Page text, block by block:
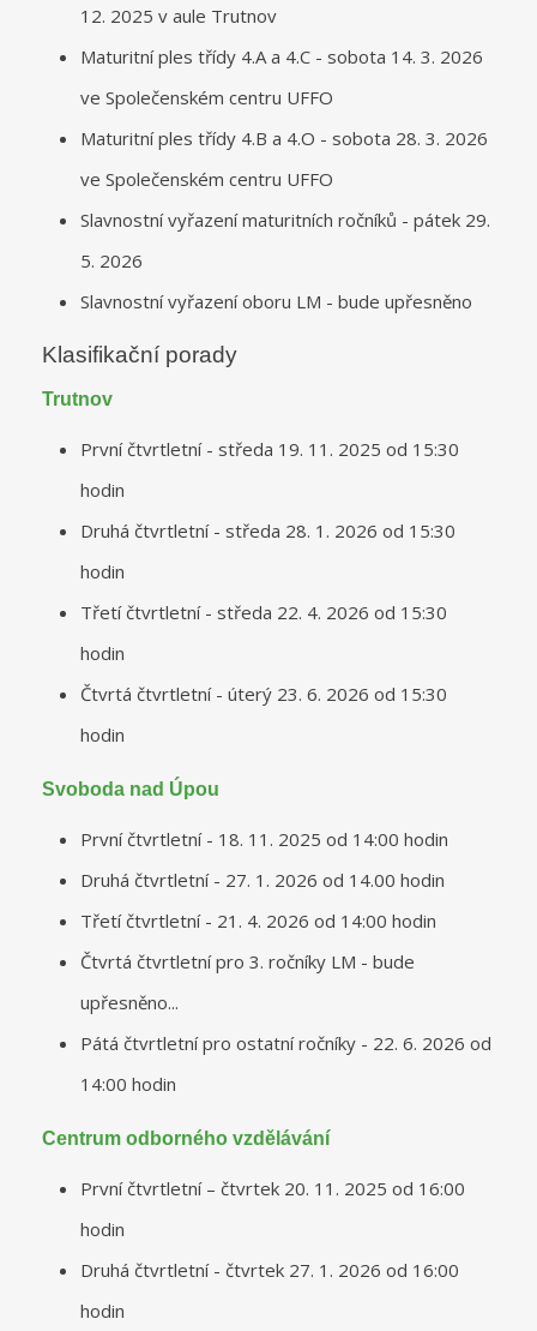
12. 2025 v aule Trutnov
Maturitní ples třídy 4.A a 4.C - sobota 14. 3. 2026
ve Společenském centru UFFO
Maturitní ples třídy 4.B a 4.O - sobota 28. 3. 2026
ve Společenském centru UFFO
Slavnostní vyřazení maturitních ročníků - pátek 29.
5. 2026
Slavnostní vyřazení oboru LM - bude upřesněno
Klasifikační porady
Trutnov
První čtvrtletní - středa 19. 11. 2025 od 15:30
hodin
Druhá čtvrtletní - středa 28. 1. 2026 od 15:30
hodin
Třetí čtvrtletní - středa 22. 4. 2026 od 15:30
hodin
Čtvrtá čtvrtletní - úterý 23. 6. 2026 od 15:30
hodin
Svoboda nad Úpou
První čtvrtletní - 18. 11. 2025 od 14:00 hodin
Druhá čtvrtletní - 27. 1. 2026 od 14.00 hodin
Třetí čtvrtletní - 21. 4. 2026 od 14:00 hodin
Čtvrtá čtvrtletní pro 3. ročníky LM - bude
upřesněno...
Pátá čtvrtletní pro ostatní ročníky - 22. 6. 2026 od
14:00 hodin
Centrum odborného vzdělávání
První čtvrtletní – čtvrtek 20. 11. 2025 od 16:00
hodin
Druhá čtvrtletní - čtvrtek 27. 1. 2026 od 16:00
hodin